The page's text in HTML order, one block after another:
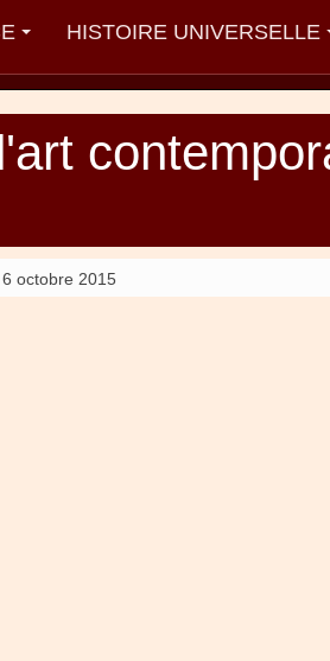
HISTOIRE UNIVERSELLE
6 octobre 2015